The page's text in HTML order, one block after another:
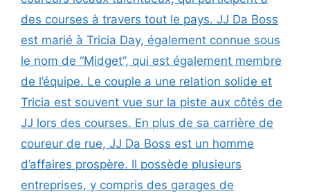
des courses à travers tout le pays. JJ Da Boss
est marié à Tricia Day, également connue sous
le nom de “Midget”, qui est également membre
de l’équipe. Le couple a une relation solide et
Tricia est souvent vue sur la piste aux côtés de
JJ lors des courses. En plus de sa carrière de
coureur de rue, JJ Da Boss est un homme
d’affaires prospère. Il possède plusieurs
entreprises, y compris des garages de